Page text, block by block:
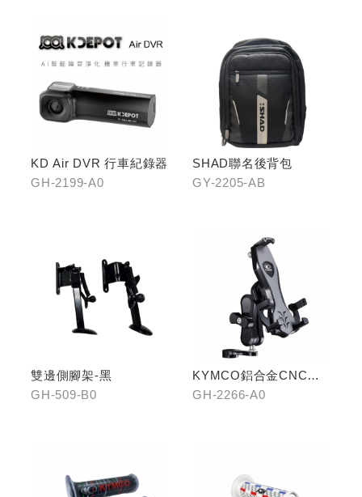
KD Air DVR 行車紀錄器
GH-2199-A0
SHAD聯名後背包
GY-2205-AB
雙邊側腳架-黑
GH-509-B0
KYMCO鋁合金CNC減
震手機架
GH-2266-A0